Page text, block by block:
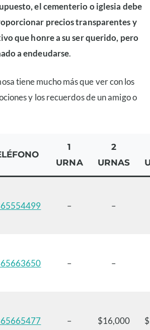
el cementerio o iglesia debe
precios transparentes y
que honre a su ser querido, pero
a endeudarse.
tiene mucho más que ver con los
y los recuerdos de un amigo o
1
URNA
2
URNAS
– –
– –
– $16,000